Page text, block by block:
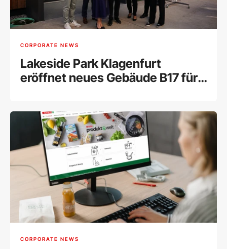
CORPORATE NEWS
Lakeside Park Klagenfurt
eröffnet neues Gebäude B17 für
CORPORATE NEWS